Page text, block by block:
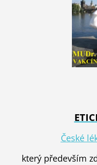
České
který především